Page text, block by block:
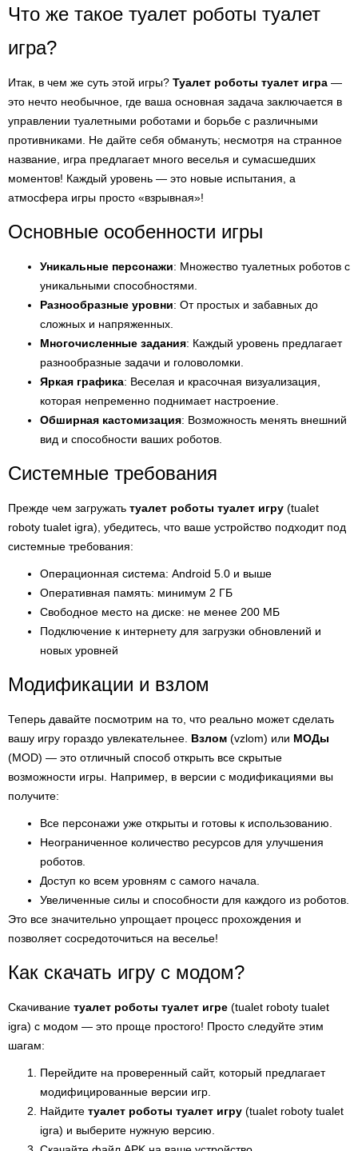
Что же такое туалет роботы туалет
игра?
Итак, в чем же суть этой игры? Туалет роботы туалет игра —
это нечто необычное, где ваша основная задача заключается в
управлении туалетными роботами и борьбе с различными
противниками. Не дайте себя обмануть; несмотря на странное
название, игра предлагает много веселья и сумасшедших
моментов! Каждый уровень — это новые испытания, а
атмосфера игры просто «взрывная»!
Основные особенности игры
Уникальные персонажи: Множество туалетных роботов с
уникальными способностями.
Разнообразные уровни: От простых и забавных до
сложных и напряженных.
Многочисленные задания: Каждый уровень предлагает
разнообразные задачи и головоломки.
Яркая графика: Веселая и красочная визуализация,
которая непременно поднимает настроение.
Обширная кастомизация: Возможность менять внешний
вид и способности ваших роботов.
Системные требования
Прежде чем загружать туалет роботы туалет игру (tualet
roboty tualet igra), убедитесь, что ваше устройство подходит под
системные требования:
Операционная система: Android 5.0 и выше
Оперативная память: минимум 2 ГБ
Свободное место на диске: не менее 200 МБ
Подключение к интернету для загрузки обновлений и
новых уровней
Модификации и взлом
Теперь давайте посмотрим на то, что реально может сделать
вашу игру гораздо увлекательнее. Взлом (vzlom) или МОДы
(MOD) — это отличный способ открыть все скрытые
возможности игры. Например, в версии с модификациями вы
получите:
Все персонажи уже открыты и готовы к использованию.
Неограниченное количество ресурсов для улучшения
роботов.
Доступ ко всем уровням с самого начала.
Увеличенные силы и способности для каждого из роботов.
Это все значительно упрощает процесс прохождения и
позволяет сосредоточиться на веселье!
Как скачать игру с модом?
Скачивание туалет роботы туалет игре (tualet roboty tualet
igra) с модом — это проще простого! Просто следуйте этим
шагам:
Перейдите на проверенный сайт, который предлагает
модифицированные версии игр.
Найдите туалет роботы туалет игру (tualet roboty tualet
igra) и выберите нужную версию.